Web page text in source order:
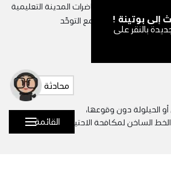
القائمة
في دولة
سلسلة محاضرات المدينة التعليمية
ملتقى مجتمع التوحّد
أو الحيلولة دون وقوعها،
الساخن لمكافحة الاحتيال
إلى بوتينة !
بالنقر على
محادثة